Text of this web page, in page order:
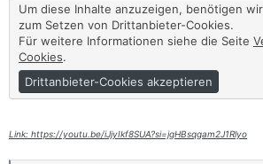
Um diese Inhalte anzuzeigen, benötigen
zum Setzen von Drittanbieter-Cookies.
Für weitere Informationen siehe die Seite
Cookies.
Drittanbieter-Cookies akzeptieren
Link: https://youtu.be/iJjyIkf8SUA?si=jgHBsqgam2J1Rlyo